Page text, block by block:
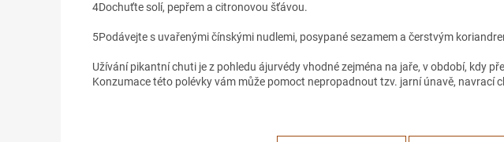
4Dochuťte solí, pepřem a citronovou šťávou.
5Podávejte s uvařenými čínskými nudlemi, posypané sezamem a čerstvým
Užívání pikantní chuti je z pohledu ájurvédy vhodné zejména na jaře, v období, kdy
Konzumace této polévky vám může pomoct nepropadnout tzv. jarní únavě, navrací